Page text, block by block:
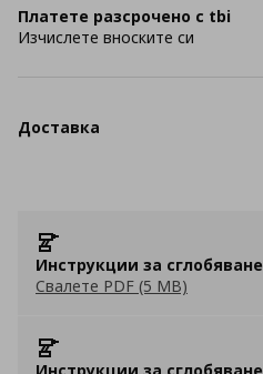
Платете разсрочено с tbi
Изчислете вноските си
Доставка
Инструкции за сглобяване
Свалете PDF (5 MB)